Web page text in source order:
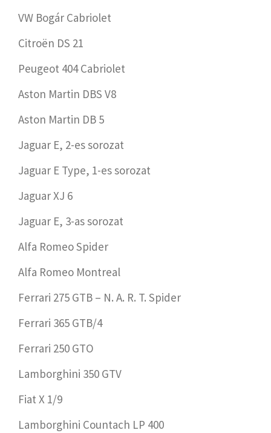
VW Bogár Cabriolet
Citroën DS 21
Peugeot 404 Cabriolet
Aston Martin DBS V8
Aston Martin DB 5
Jaguar E, 2-es sorozat
Jaguar E Type, 1-es sorozat
Jaguar XJ 6
Jaguar E, 3-as sorozat
Alfa Romeo Spider
Alfa Romeo Montreal
Ferrari 275 GTB – N. A. R. T. Spider
Ferrari 365 GTB/4
Ferrari 250 GTO
Lamborghini 350 GTV
Fiat X 1/9
Lamborghini Countach LP 400